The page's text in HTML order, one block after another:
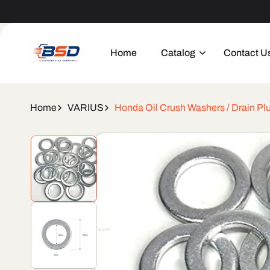
Home Catalog Contact
Home VARIUS Honda Oil Crush Washers / Drain
Skip to